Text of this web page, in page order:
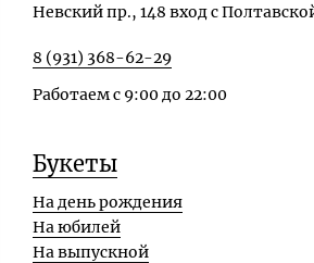
Невский пр., 148 вход с
8 (931) 368-62-29
Работаем с 9:00 до 22:00
Букеты
На день рождения
На юбилей
На выпускной